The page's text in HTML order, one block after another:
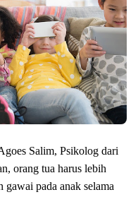
Salim, Psikolog dari
orang tua harus lebih
gawai pada anak selama